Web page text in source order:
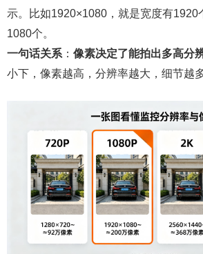
示。比如1920×1080，就是宽度有1920
1080个。
一句话关系 ： 像素决定了能拍出多高分
小下，像素越高，分辨率越大，细节越多